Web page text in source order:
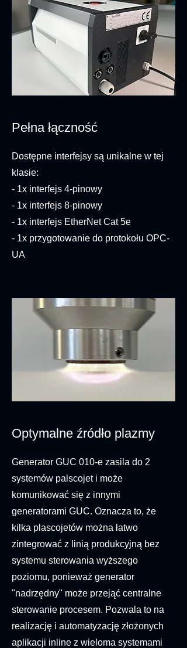
Pełna łączność
Dostępne interfejsy są unikalne w tej
klasie:
- 1x interfejs 4-pinowy
- 1x interfejs 8-pinowy
- 1x interfejs EtherNet Cat 5e
- 1x przygotowanie do protokołu OPC-
UA
Optymalne źródło plazmy
Generator GUC 010-e zasila do 2
systemów palscojet i może
komunikować się z innymi
generatorami GUC. Oznacza to, że
kilka plascojetów można łatwo
zintegrować z linią produkcyjną bez
systemu sterowania wyższego
poziomu, ponieważ generator
"nadrzędny" może przejąć centralne
sterowanie procesem. Pozwala to na
realizację i automatyzację złożonych
aplikacji inline z wieloma systemami